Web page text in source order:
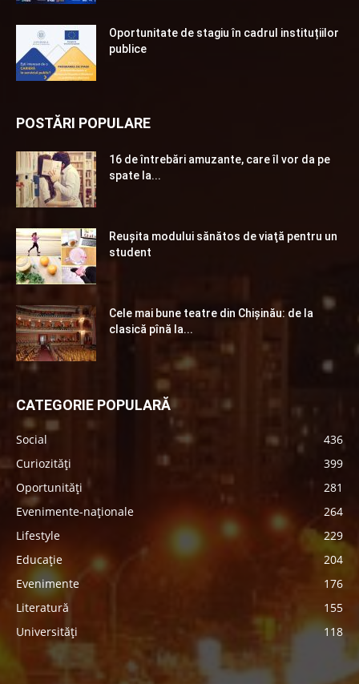
Oportunitate de stagiu în cadrul instituțiilor
publice
POSTĂRI POPULARE
16 de întrebări amuzante, care îl vor da pe
spate la...
Reuşita modului sănătos de viaţă pentru un
student
Cele mai bune teatre din Chişinău: de la
clasică pînă la...
CATEGORIE POPULARĂ
Social
436
Curiozități
399
Oportunități
281
Evenimente-naționale
264
Lifestyle
229
Educație
204
Evenimente
176
Literatură
155
Universități
118